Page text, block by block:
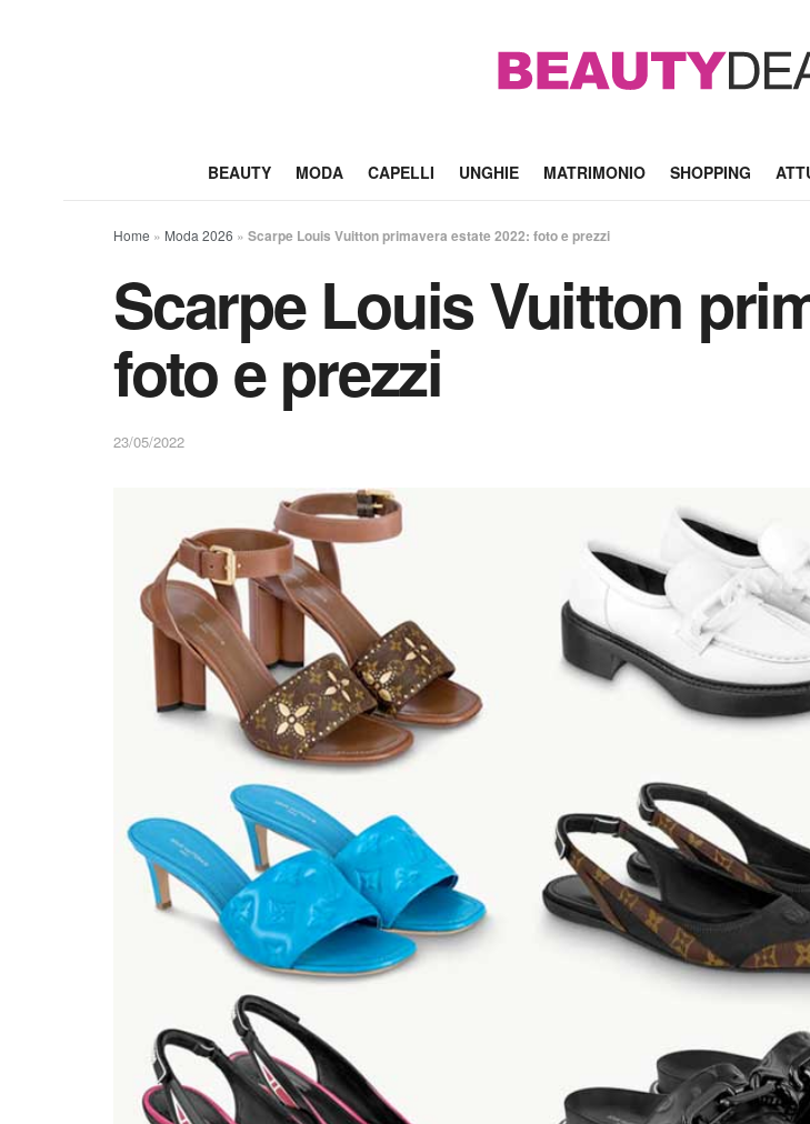
BEAUTY MODA CAPELLI UNGHIE MATRIMONIO SHOPPING
Home » Moda 2026 » Scarpe Louis Vuitton primavera estate 2022: foto e prezzi
Scarpe Louis Vuitton
foto e prezzi
23/05/2022